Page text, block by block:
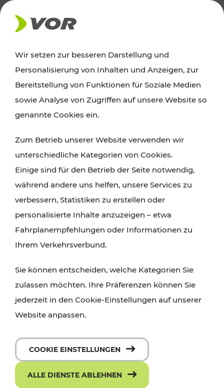
AKTUELLES
Ausflugstipps
Wien, Niederösterreich und das Burgenland
Wanderungen, Kultur und Gastronomie,
Radtouren oder purer Naturgenuss – viele
Attraktionen sind mit den Ticket- und Fahrplan-
Angeboten des VOR gut und schnell erreichbar.
Wir setzen zur besseren Darstellung und
Personalisierung von Inhalten und Anzeigen, zur
Bereitstellung von Funktionen für Soziale Medien
sowie Analyse von Zugriffen auf unsere Website so
genannte Cookies ein.
Zum Betrieb unserer Website verwenden wir
unterschiedliche Kategorien von Cookies.
Einige sind für den Betrieb der Seite notwendig,
während andere uns helfen, unsere Services zu
verbessern, Statistiken zu erstellen oder
personalisierte Inhalte anzuzeigen – etwa
Fahrplanempfehlungen oder Informationen zu
Ihrem Verkehrsverbund.
Sie können entscheiden, welche Kategorien Sie
zulassen möchten. Ihre Präferenzen können Sie
jederzeit in den Cookie-Einstellungen auf unserer
Website anpassen.
COOKIE EINSTELLUNGEN
ALLE DIENSTE ABLEHNEN